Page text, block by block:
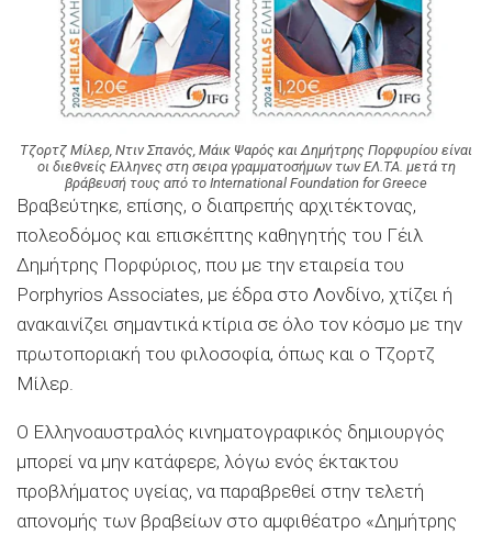
Τζορτζ Μίλερ, Ντιν Σπανός, Μάικ Ψαρός και Δημήτρης Πορφυρίου είναι
οι διεθνείς Ελληνες στη σειρα γραμματοσήμων των ΕΛ.ΤΑ. μετά τη
βράβευσή τους από το International Foundation for Greece
Βραβεύτηκε, επίσης, ο διαπρεπής αρχιτέκτονας,
πολεοδόμος και επισκέπτης καθηγητής του Γέιλ
Δημήτρης Πορφύριος, που με την εταιρεία του
Porphyrios Associates, με έδρα στο Λονδίνο, χτίζει ή
ανακαινίζει σημαντικά κτίρια σε όλο τον κόσμο με την
πρωτοποριακή του φιλοσοφία, όπως και o Τζορτζ
Μίλερ.
Ο Ελληνοαυστραλός κινηματογραφικός δημιουργός
μπορεί να μην κατάφερε, λόγω ενός έκτακτου
προβλήματος υγείας, να παραβρεθεί στην τελετή
απονομής των βραβείων στο αμφιθέατρο «Δημήτρης